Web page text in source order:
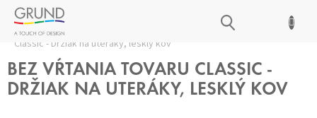
Prejsť
obsah
NÁKUPNÝ
Domov
/ Doplnky BEZ VŔTANIA
BEZ VŔTANIA tovaru
Classic - Držiak na uteráky, lesklý kov
BEZ VŔTANIA TOVARU CLASSIC -
DRŽIAK NA UTERÁKY, LESKLÝ KOV